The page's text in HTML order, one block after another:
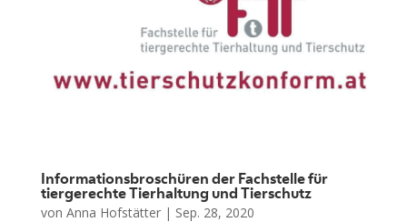
Informationsbroschüren der Fachstelle für
tiergerechte Tierhaltung und Tierschutz
von Anna Hofstätter| Sep. 28, 2020